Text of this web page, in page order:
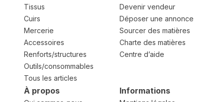
Tissus
Cuirs
Mercerie
Accessoires
Renforts/structures
Outils/consommables
Tous les articles
Devenir vendeur
Déposer une annonce
Sourcer des matières
Charte des matières
Centre d’aide
À propos Informations